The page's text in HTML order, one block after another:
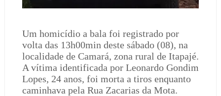
Um homicídio a bala foi registrado por
volta das 13h00min deste sábado (08), na
localidade de Camará, zona rural de Itapajé.
A vítima identificada por Leonardo Gondim
Lopes, 24 anos, foi morta a tiros enquanto
caminhava pela Rua Zacarias da Mota.